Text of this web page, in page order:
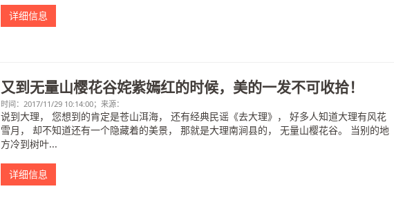
详细信息
又到无量山樱花谷姹紫嫣红的时候，美的一发不可收拾！
时间：2017/11/29 10:14:00；来源：
​说到大理， 您想到的肯定是苍山洱海， 还有经典民谣《去大理》， 好多人知道大理有风花
雪月， 却不知道还有一个隐藏着的美景， 那就是大理南涧县的， 无量山樱花谷。 当别的地
方冷到树叶...
详细信息